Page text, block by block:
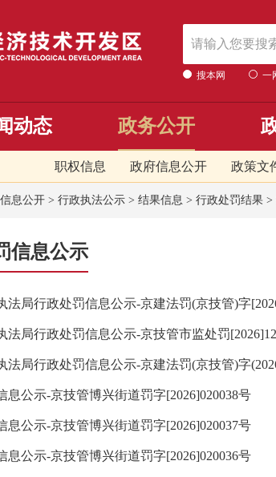
搜本网 一
动态 政务公开
职权信息 政府信息公开 政策文
息公开 > 行政执法公示 > 结果信息 > 行政处罚结果 >
信息公示
法局行政处罚信息公示-京建法罚(京技管)字
法局行政处罚信息公示-京技管市监处罚
局行政处罚信息公示-京建法罚(京技管)字
公示-京技管博兴街道罚字[2026]020038号
公示-京技管博兴街道罚字[2026]020037号
公示-京技管博兴街道罚字[2026]020036号